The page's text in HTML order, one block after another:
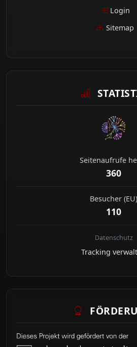
Login
Sitemap
Seitenaufrufe
360
Besucher (EU)
110
Datenschutz
Tracking